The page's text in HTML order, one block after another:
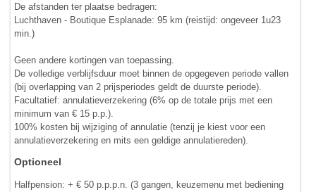
De afstanden ter plaatse bedragen:
Luchthaven - Boutique Esplanade: 95 km (reistijd: ongeveer 1u23
min.)
Geen andere kortingen van toepassing.
De volledige verblijfsduur moet binnen de opgegeven periode vallen
(bij overlapping van 2 prijsperiodes geldt de duurste periode).
Facultatief: annulatieverzekering (6% op de totale prijs met een
minimum van € 15 p.p.).
100% kosten bij wijziging of annulatie (tenzij je kiest voor een
annulatieverzekering en mits een geldige annulatiereden).
Optioneel
Halfpension: + € 50 p.p.p.n. (3 gangen, keuzemenu met bediening